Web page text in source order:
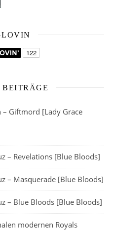
BEITRÄGE
– Giftmord [Lady Grace
– Revelations [Blue Bloods]
– Masquerade [Blue Bloods]
– Blue Bloods [Blue Bloods]
modernen Royals